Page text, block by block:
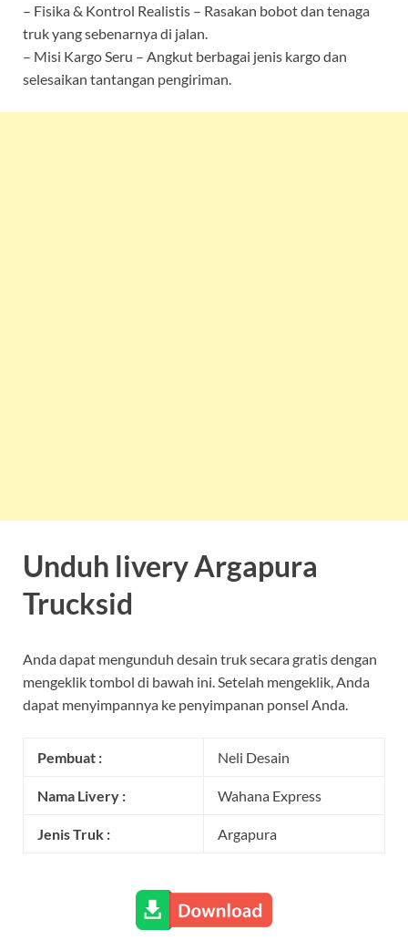
– Fisika & Kontrol Realistis – Rasakan bobot dan tenaga
truk yang sebenarnya di jalan.
– Misi Kargo Seru – Angkut berbagai jenis kargo dan
selesaikan tantangan pengiriman.
Unduh livery Argapura
Trucksid
Anda dapat mengunduh desain truk secara gratis dengan
mengeklik tombol di bawah ini. Setelah mengeklik, Anda
dapat menyimpannya ke penyimpanan ponsel Anda.
Pembuat : Neli Desain
Nama Livery : Wahana Express
Jenis Truk : Argapura